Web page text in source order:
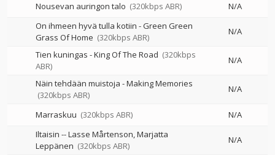
Nousevan auringon talo (320kbps ABR)
N/A
On ihmeen hyvä tulla kotiin - Green Green
Grass Of Home (320kbps ABR)
N/A
Tien kuningas - King Of The Road (320kbps
ABR)
N/A
Näin tehdään muistoja - Making Memories
(320kbps ABR)
N/A
Marraskuu (320kbps ABR)
N/A
Iltaisin --Lasse Mårtenson Marjatta
Leppänen (320kbps ABR)
N/A